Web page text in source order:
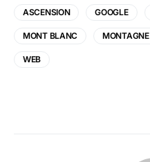
ASCENSION GOOGLE
MONT BLANC MONTAGNE
WEB